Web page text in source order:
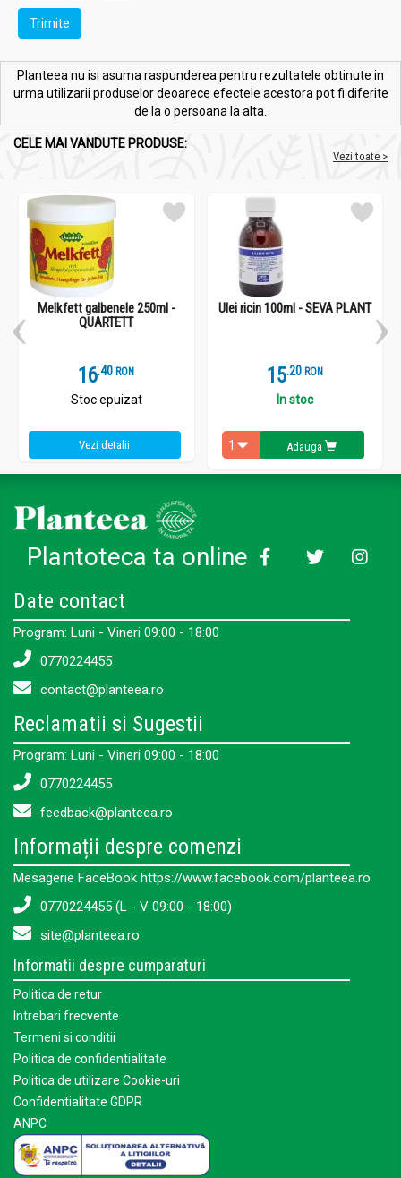
Trimite
Planteea nu isi asuma raspunderea pentru rezultatele obtinute in
urma utilizarii produselor deoarece efectele acestora pot fi diferite
de la o persoana la alta.
CELE MAI VANDUTE PRODUSE:
Vezi toate >
Melkfett galbenele 250ml -
QUARTETT
16.4 RON
Stoc epuizat
Vezi detalii
Ulei ricin 100ml - SEVA PLANT
15.2 RON
In stoc
Adauga
Plantoteca ta online
Date contact
Program: Luni - Vineri 09:00 - 18:00
0770224455
contact@planteea.ro
Reclamatii si Sugestii
Program: Luni - Vineri 09:00 - 18:00
0770224455
feedback@planteea.ro
Informații despre comenzi
Mesagerie FaceBook https://www.facebook.com/planteea.ro
0770224455 (L - V 09:00 - 18:00)
site@planteea.ro
Informatii despre cumparaturi
Politica de retur
Intrebari frecvente
Termeni si conditii
Politica de confidentialitate
Politica de utilizare Cookie-uri
Confidentialitate GDPR
ANPC